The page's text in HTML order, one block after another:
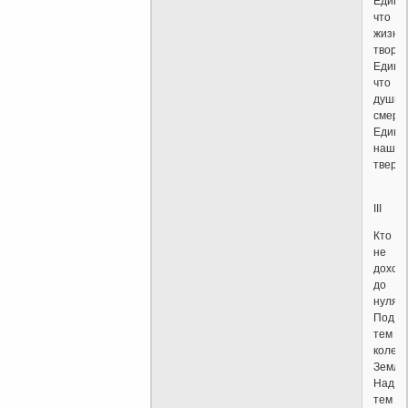
что
жизнь
что
душит
наша
III
Кто
не
до
нуля,
Под
тем
Земля.
Над
тем